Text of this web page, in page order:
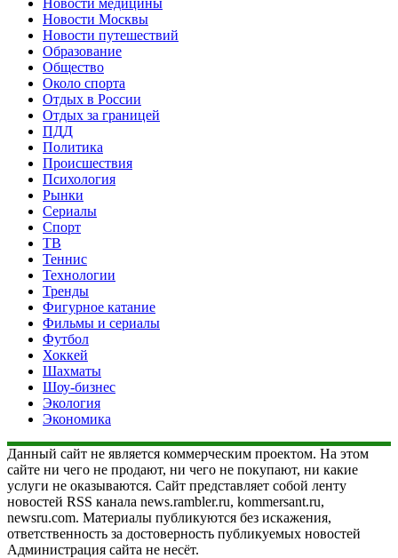
Новости Москвы
Новости путешествий
Образование
Общество
Около спорта
Отдых в России
Отдых за границей
ПДД
Политика
Происшествия
Психология
Рынки
Сериалы
Спорт
ТВ
Теннис
Технологии
Тренды
Фигурное катание
Фильмы и сериалы
Футбол
Хоккей
Шахматы
Шоу-бизнес
Экология
Экономика
Данный сайт не является коммерческим проектом. На этом
сайте ни чего не продают, ни чего не покупают, ни какие
услуги не оказываются. Сайт представляет собой ленту
новостей RSS канала news.rambler.ru, kommersant.ru,
newsru.com. Материалы публикуются без искажения,
ответственность за достоверность публикуемых новостей
Администрация сайта не несёт.